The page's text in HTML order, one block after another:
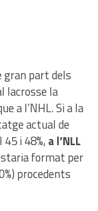
gran part dels
lacrosse la
a l’NHL. Si a la
actual de
i 48%, a l’NLL
format per
procedents